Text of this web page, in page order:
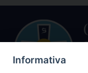
Informativa